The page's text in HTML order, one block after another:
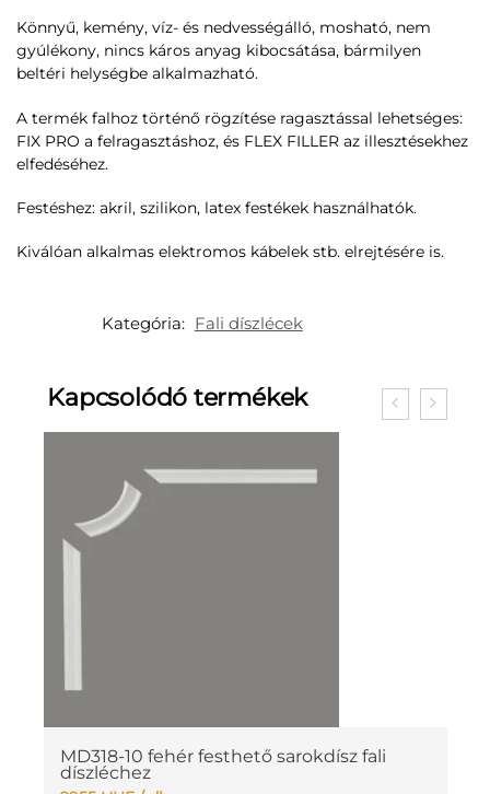
Könnyű, kemény, víz- és nedvességálló, mosható, nem
gyúlékony, nincs káros anyag kibocsátása, bármilyen
beltéri helységbe alkalmazható.
A termék falhoz történő rögzítése ragasztással lehetséges:
FIX PRO a felragasztáshoz, és FLEX FILLER az illesztésekhez
elfedéséhez.
Festéshez: akril, szilikon, latex festékek használhatók.
Kiválóan alkalmas elektromos kábelek stb. elrejtésére is.
Kategória: Fali díszlécek
Kapcsolódó termékek
MD318-10 fehér festhető sarokdísz fali
díszléchez